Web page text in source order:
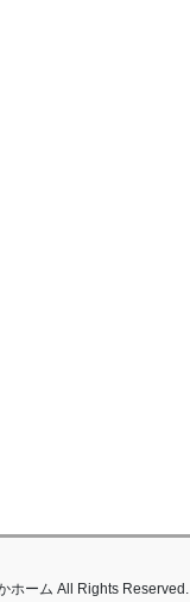
ホーム All Rights Reserved.